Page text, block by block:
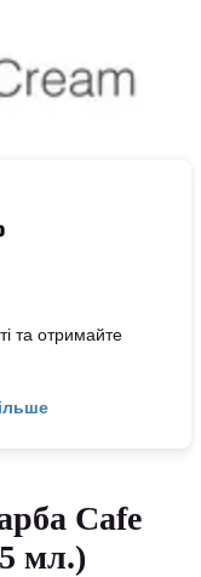
та отримайте
Cafe
мл.)